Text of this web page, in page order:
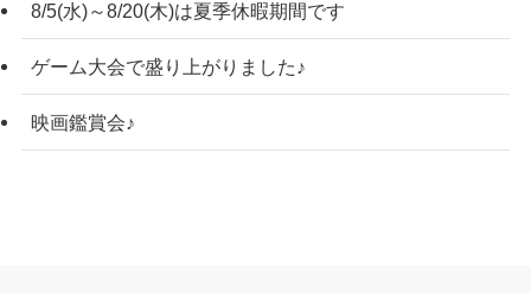
8/5(水)～8/20(木)は夏季休暇期間です
ゲーム大会で盛り上がりました♪
映画鑑賞会♪